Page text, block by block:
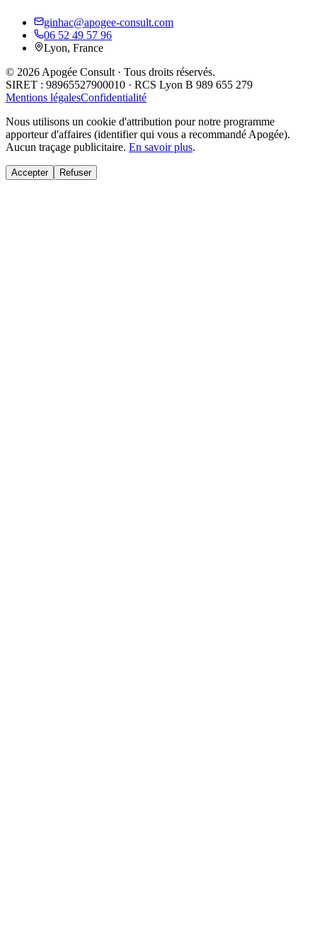
ginhac@apogee-consult.com
06 52 49 57 96
Lyon, France
© 2026 Apogée Consult · Tous droits réservés.
SIRET : 98965527900010 · RCS Lyon B 989 655 279
Mentions légalesConfidentialité
Nous utilisons un cookie d'attribution pour notre programme
apporteur d'affaires (identifier qui vous a recommandé Apogée).
Aucun traçage publicitaire. En savoir plus.
Accepter Refuser